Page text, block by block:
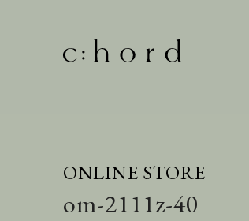
ONLINE STORE
om-2111z-40